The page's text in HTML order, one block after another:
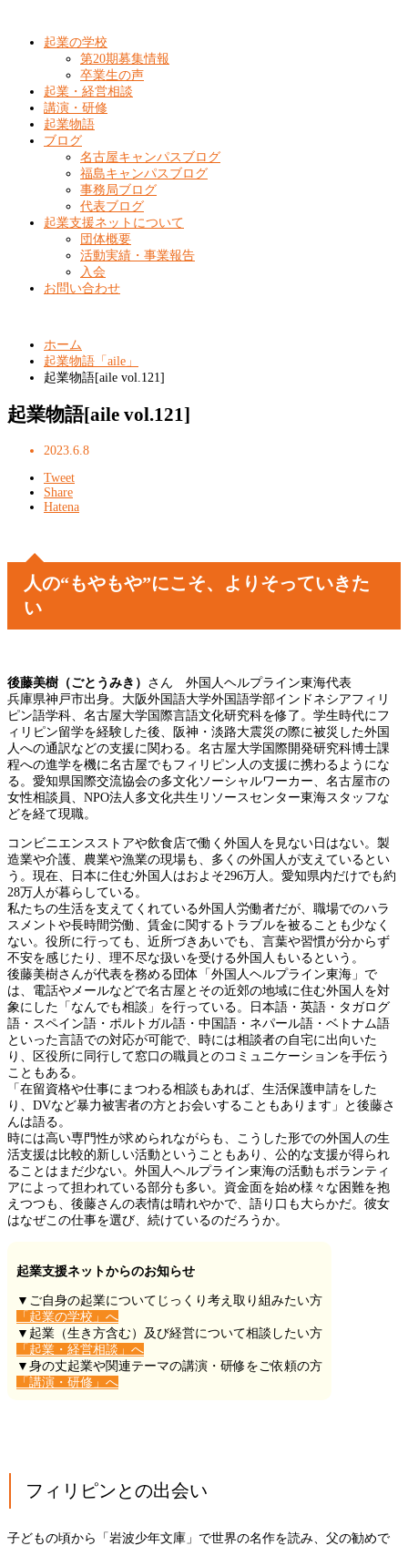
起業の学校
第20期募集情報
卒業生の声
起業・経営相談
講演・研修
起業物語
ブログ
名古屋キャンパスブログ
福島キャンパスブログ
事務局ブログ
代表ブログ
起業支援ネットについて
団体概要
活動実績・事業報告
入会
お問い合わせ
ホーム
起業物語「aile」
起業物語[aile vol.121]
起業物語[aile vol.121]
2023.6.8
Tweet
Share
Hatena
人の“もやもや”にこそ、よりそっていきた
い
後藤美樹（ごとうみき） さん 外国人ヘルプライン東海代表
兵庫県神戸市出身。大阪外国語大学外国語学部インドネシアフィリ
ピン語学科、名古屋大学国際言語文化研究科を修了。学生時代にフ
ィリピン留学を経験した後、阪神・淡路大震災の際に被災した外国
人への通訳などの支援に関わる。名古屋大学国際開発研究科博士課
程への進学を機に名古屋でもフィリピン人の支援に携わるようにな
る。愛知県国際交流協会の多文化ソーシャルワーカー、名古屋市の
女性相談員、NPO法人多文化共生リソースセンター東海スタッフな
どを経て現職。
コンビニエンスストアや飲食店で働く外国人を見ない日はない。製
造業や介護、農業や漁業の現場も、多くの外国人が支えているとい
う。現在、日本に住む外国人はおよそ296万人。愛知県内だけでも約
28万人が暮らしている。
私たちの生活を支えてくれている外国人労働者だが、職場でのハラ
スメントや長時間労働、賃金に関するトラブルを被ることも少なく
ない。役所に行っても、近所づきあいでも、言葉や習慣が分からず
不安を感じたり、理不尽な扱いを受ける外国人もいるという。
後藤美樹さんが代表を務める団体「外国人ヘルプライン東海」で
は、電話やメールなどで名古屋とその近郊の地域に住む外国人を対
象にした「なんでも相談」を行っている。日本語・英語・タガログ
語・スペイン語・ポルトガル語・中国語・ネパール語・ベトナム語
といった言語での対応が可能で、時には相談者の自宅に出向いた
り、区役所に同行して窓口の職員とのコミュニケーションを手伝う
こともある。
「在留資格や仕事にまつわる相談もあれば、生活保護申請をした
り、DVなど暴力被害者の方とお会いすることもあります」と後藤さ
んは語る。
時には高い専門性が求められながらも、こうした形での外国人の生
活支援は比較的新しい活動ということもあり、公的な支援が得られ
ることはまだ少ない。外国人ヘルプライン東海の活動もボランティ
アによって担われている部分も多い。資金面を始め様々な困難を抱
えつつも、後藤さんの表情は晴れやかで、語り口も大らかだ。彼女
はなぜこの仕事を選び、続けているのだろうか。
起業支援ネットからのお知らせ
▼ご自身の起業についてじっくり考え取り組みたい方
「起業の学校」へ
▼起業（生き方含む）及び経営について相談したい方
「起業・経営相談」へ
▼身の丈起業や関連テーマの講演・研修をご依頼の方
「講演・研修」へ
フィリピンとの出会い
子どもの頃から「岩波少年文庫」で世界の名作を読み、父の勧めで